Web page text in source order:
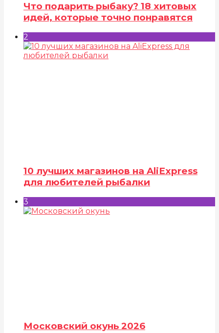
Что подарить рыбаку? 18 хитовых
идей, которые точно понравятся
2
10 лучших магазинов на AliExpress
для любителей рыбалки
3
Московский окунь 2026